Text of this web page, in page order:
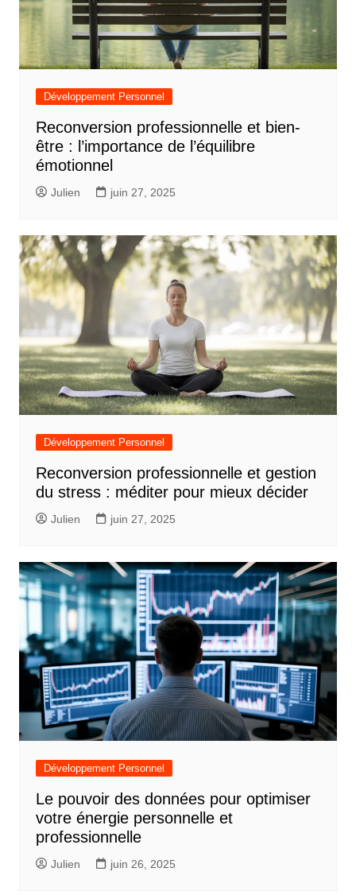
Développement Personnel
Reconversion professionnelle et bien-
être : l’importance de l’équilibre
émotionnel
Julien juin 27, 2025
Développement Personnel
Reconversion professionnelle et gestion
du stress : méditer pour mieux décider
Julien juin 27, 2025
Développement Personnel
Le pouvoir des données pour optimiser
votre énergie personnelle et
professionnelle
Julien juin 26, 2025